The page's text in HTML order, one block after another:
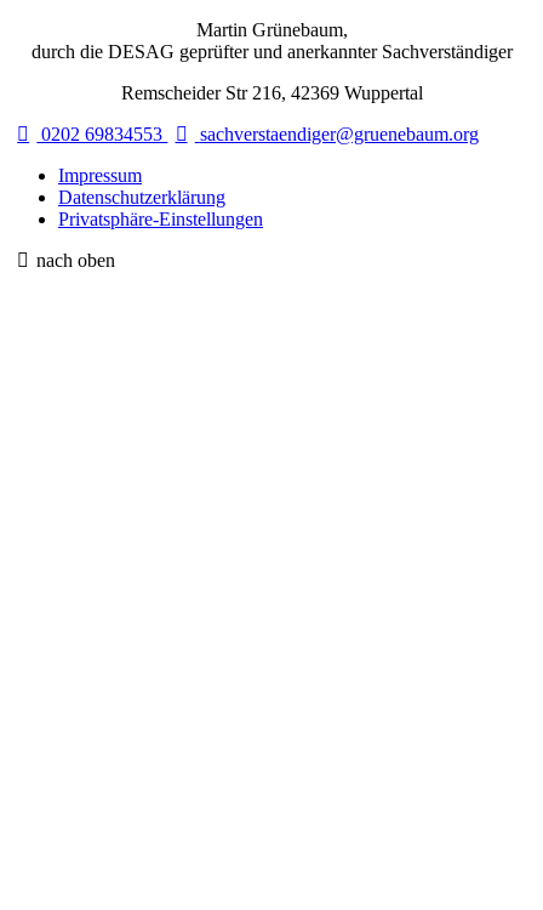
Martin Grünebaum,
durch die DESAG geprüfter und anerkannter Sachverständiger
Remscheider Str 216, 42369 Wuppertal
0202 69834553
sachverstaendiger@gruenebaum.org
Impressum
Datenschutzerklärung
Privatsphäre-Einstellungen
nach oben